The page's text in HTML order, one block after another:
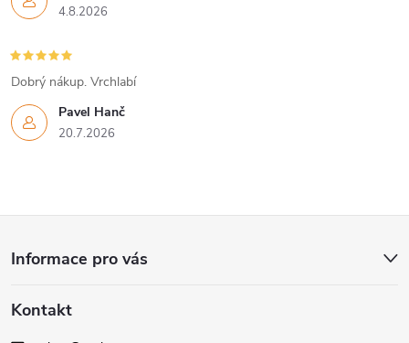
4.8.2026
Pavel Hanč
20.7.2026
Dobrý nákup. Vrchlabí
p
Informace pro vás
Kontakt